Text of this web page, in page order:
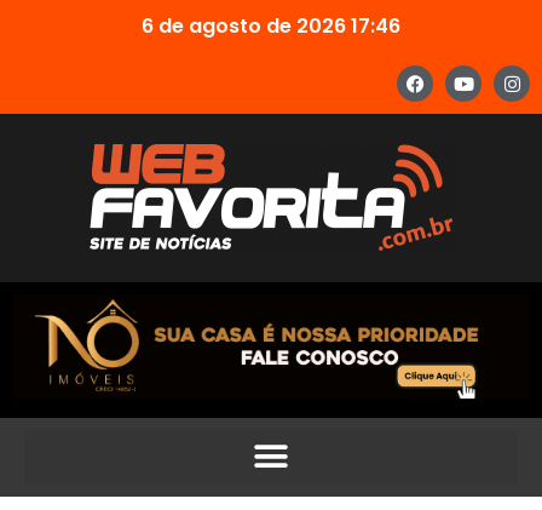
6 de agosto de 2026 17:46